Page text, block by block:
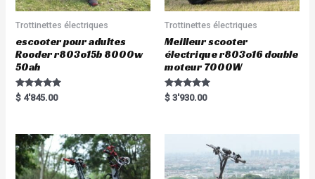
Trottinettes électriques
escooter pour adultes
Rooder r803o15b 8000w
50ah
Rated
5.00
$ 4'845.00
Trottinettes électriques
Meilleur scooter
électrique r803o16 double
moteur 7000W
Rated
5.00
$ 3'930.00